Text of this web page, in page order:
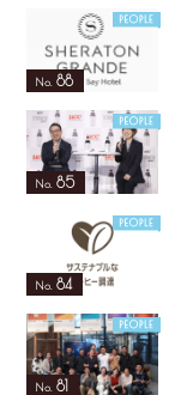
88
85
84
81